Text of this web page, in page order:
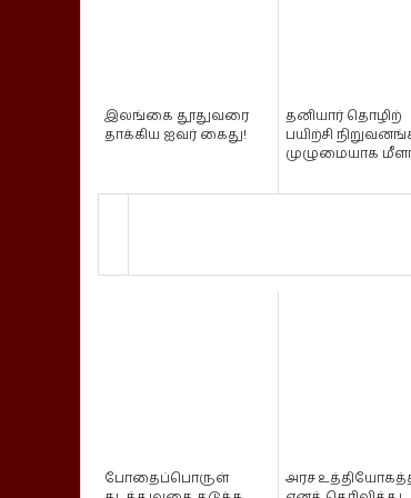
இலங்கை தூதுவரை
தாக்கிய ஐவர் கைது!
தனியார் தொழிற்
பயிற்சி
முழுமையாக
போதைப்பொருள்
அரச